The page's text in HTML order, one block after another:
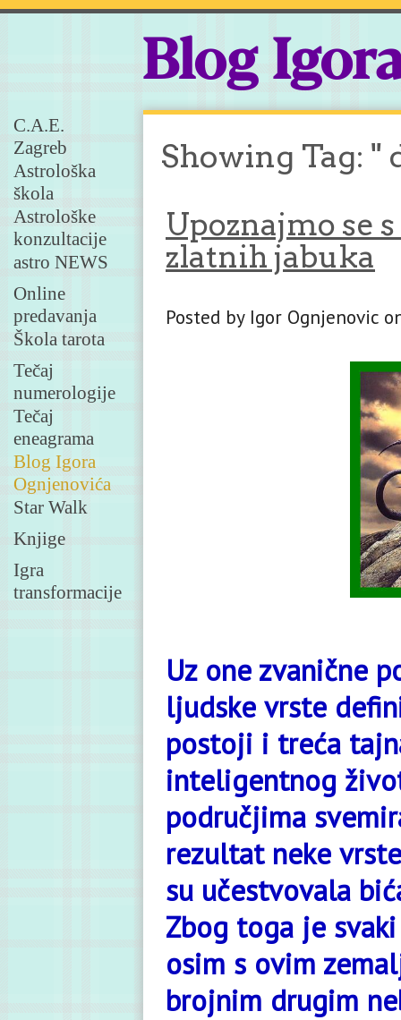
Blog
C.A.E.
Zagreb
Astrološka
škola
Astrološke
konzultacije
astro NEWS
Online
predavanja
Škola tarota
Tečaj
numerologije
Tečaj
eneagrama
Blog Igora
Ognjenovića
Star Walk
Knjige
Igra
transformacije
Showing Tag:
Upoznajmo se
zlatnih jabuka
Posted by Igor Ognjenovic
Uz one zvanične
ljudske vrste
postoji i treća
inteligentnog
područjima
rezultat neke
su učestvovala
Zbog toga je
osim s ovim
brojnim drugim